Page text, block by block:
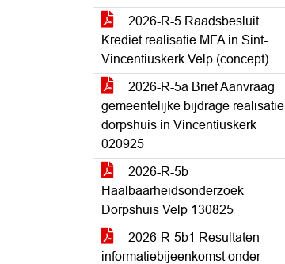
2026-R-5 Raadsbesluit
Krediet realisatie MFA in Sint-
Vincentiuskerk Velp (concept)
2026-R-5a Brief Aanvraag
gemeentelijke bijdrage realisatie
dorpshuis in Vincentiuskerk
020925
2026-R-5b
Haalbaarheidsonderzoek
Dorpshuis Velp 130825
2026-R-5b1 Resultaten
informatiebijeenkomst onder